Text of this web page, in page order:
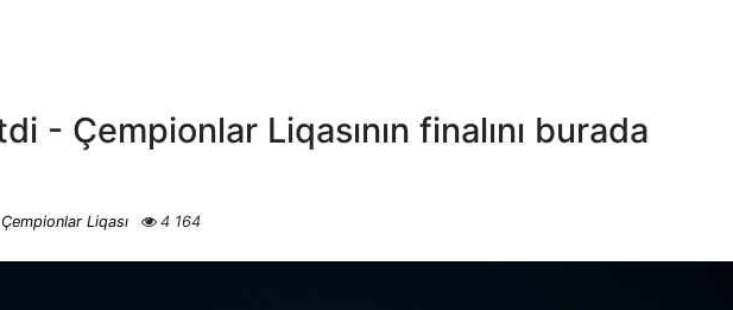
- Çempionlar Liqasının finalını burada
Çempionlar Liqası 4 164